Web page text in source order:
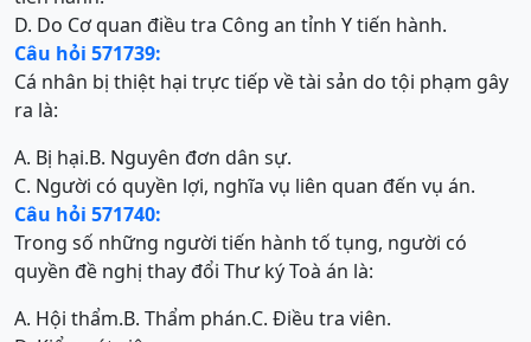
D. Do Cơ quan điều tra Công an tỉnh Y tiến hành.
Câu hỏi 571739:
Cá nhân bị thiệt hại trực tiếp về tài sản do tội phạm gây
ra là:
A. Bị hại.B. Nguyên đơn dân sự.
C. Người có quyền lợi, nghĩa vụ liên quan đến vụ án.
Câu hỏi 571740:
Trong số những người tiến hành tố tụng, người có
quyền đề nghị thay đổi Thư ký Toà án là:
A. Hội thẩm.B. Thẩm phán.C. Điều tra viên.